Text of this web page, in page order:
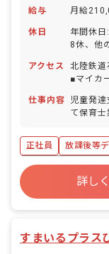
給与 月給
休日
年間休日: 115日 ■シ
8休、他
末年始
ーク ■慶
（取得
暇 ■看護
アクセス
北陸鉄道
■マイカ
仕事内容
児童発
て保育士
様を対象
ソーシャ
など
正社員
放課後等
ボーナス・賞与あり
寮・住宅・家賃補
詳し
すまいるプラス